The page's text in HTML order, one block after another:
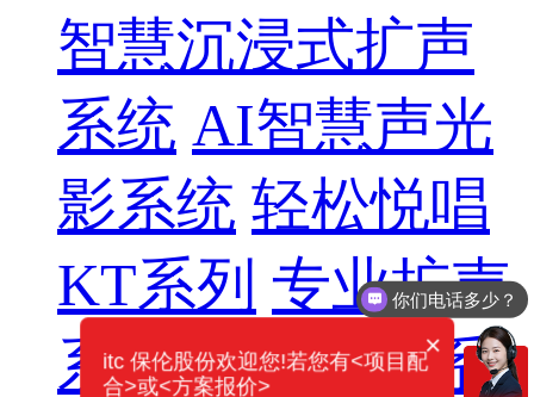
智慧沉浸式扩声
系统 AI智慧声光
影系统 轻松悦唱
KT系列 专业扩声
系列 专业音箱系
你们电话多少？
×
itc 保伦股份欢迎您!若您有<项目配
合>或<方案报价>